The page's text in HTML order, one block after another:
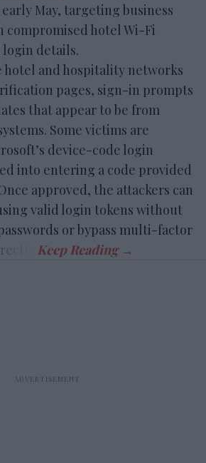
May, targeting business
hotel Wi-Fi
details.
hotel and hospitality networks
pages, sign-in prompts
that appear to be from
Some victims are
device-code login
into entering a code provided
approved, the attackers can
valid login tokens without
or bypass multi-factor